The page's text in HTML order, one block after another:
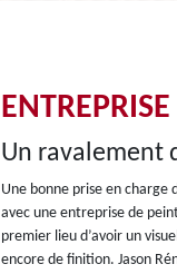
Un ravalement
Une bonne prise en charge
avec une entreprise de
premier lieu d’avoir un
encore de finition. Jason